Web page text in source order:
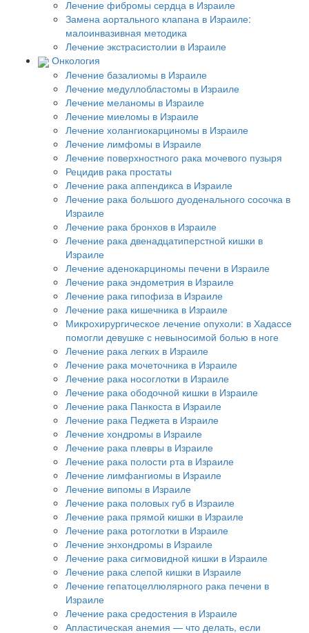
Лечение фибромы сердца в Израиле
Замена аортального клапана в Израиле:
малоинвазивная методика
Лечение экстрасистолии в Израиле
Онкология
Лечение базалиомы в Израиле
Лечение медуллобластомы в Израиле
Лечение меланомы в Израиле
Лечение миеломы в Израиле
Лечение холангиокарциномы в Израиле
Лечение лимфомы в Израиле
Лечение поверхностного рака мочевого пузыря
Рецидив рака простаты
Лечение рака аппендикса в Израиле
Лечение рака большого дуоденального сосочка в
Израиле
Лечение рака бронхов в Израиле
Лечение рака двенадцатиперстной кишки в
Израиле
Лечение аденокарциномы печени в Израиле
Лечение рака эндометрия в Израиле
Лечение рака гипофиза в Израиле
Лечение рака кишечника в Израиле
Микрохирургическое лечение опухоли: в Хадассе
помогли девушке с невыносимой болью в ноге
Лечение рака легких в Израиле
Лечение рака мочеточника в Израиле
Лечение рака носоглотки в Израиле
Лечение рака ободочной кишки в Израиле
Лечение рака Панкоста в Израиле
Лечение рака Педжета в Израиле
Лечение хондромы в Израиле
Лечение рака плевры в Израиле
Лечение рака полости рта в Израиле
Лечение лимфангиомы в Израиле
Лечение випомы в Израиле
Лечение рака половых губ в Израиле
Лечение рака прямой кишки в Израиле
Лечение рака ротоглотки в Израиле
Лечение энхондромы в Израиле
Лечение рака сигмовидной кишки в Израиле
Лечение рака слепой кишки в Израиле
Лечение гепатоцеллюлярного рака печени в
Израиле
Лечение рака средостения в Израиле
Апластическая анемия — что делать, если